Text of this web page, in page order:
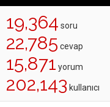
19,364 soru
22,785 cevap
15,871 yorum
202,143 kullanıcı